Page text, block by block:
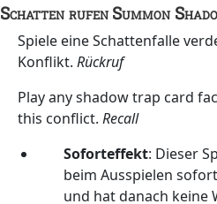
Schatten rufen Summon
Spiele eine Schattenfalle
Konflikt. Rückruf
Play any shadow trap card
this conflict. Recall
Soforteffekt: Dieser
beim Ausspielen
und hat danach keine